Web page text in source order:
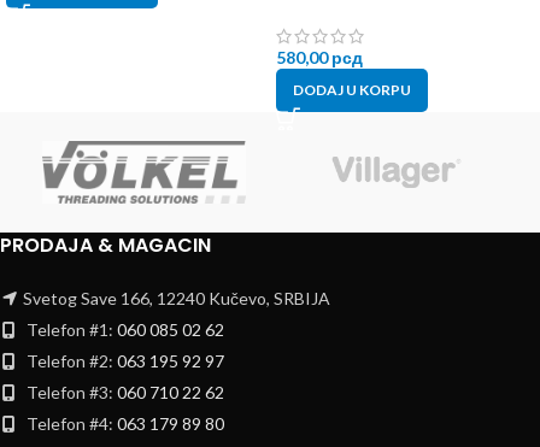
580,00рсд
DODAJ U KORPU
PRODAJA & MAGACIN
Svetog Save 166, 12240 Kučevo, SRBIJA
Telefon #1: 060 085 02 62
Telefon #2: 063 195 92 97
Telefon #3: 060 710 22 62
Telefon #4: 063 179 89 80